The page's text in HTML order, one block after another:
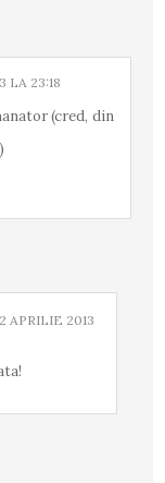
LA 23:18
(cred, din
2 APRILIE 2013